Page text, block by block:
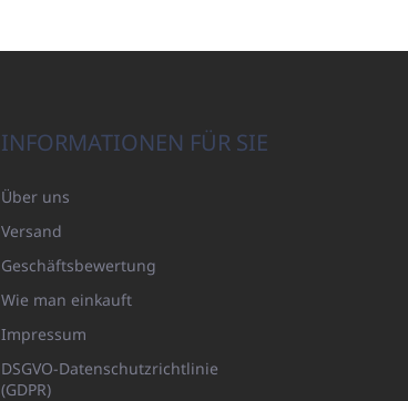
INFORMATIONEN FÜR SIE
Über uns
Versand
Geschäftsbewertung
Wie man einkauft
Impressum
DSGVO-Datenschutzrichtlinie
(GDPR)